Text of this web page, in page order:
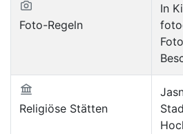
Foto-Regeln
In
Religiöse Stätten